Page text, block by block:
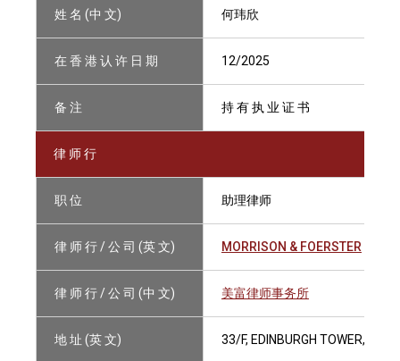
姓 名 (中 文) 何玮欣
在 香 港 认 许 日 期 12/2025
备 注 持 有 执 业 证 书
律 师 行
职 位 助理律师
律 师 行 / 公 司 (英 文) MORRISON & FOERSTER
律 师 行 / 公 司 (中 文) 美富律师事务所
地 址 (英 文) 33/F, EDINBURGH TOWER, THE